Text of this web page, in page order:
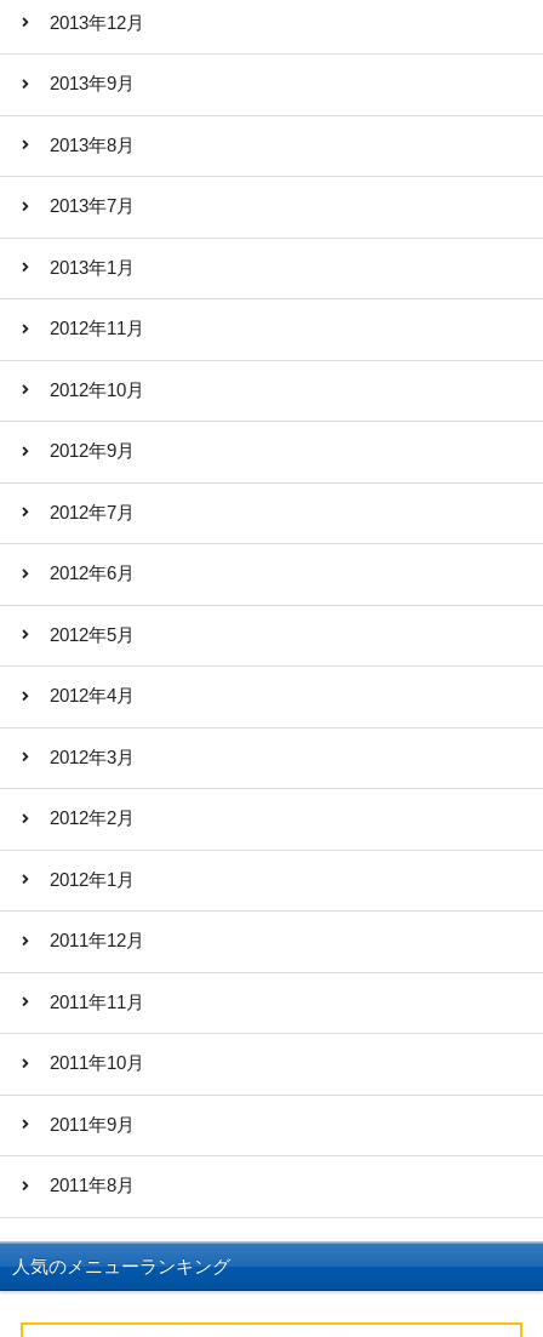
2013年12月
2013年9月
2013年8月
2013年7月
2013年1月
2012年11月
2012年10月
2012年9月
2012年7月
2012年6月
2012年5月
2012年4月
2012年3月
2012年2月
2012年1月
2011年12月
2011年11月
2011年10月
2011年9月
2011年8月
人気のメニューランキング